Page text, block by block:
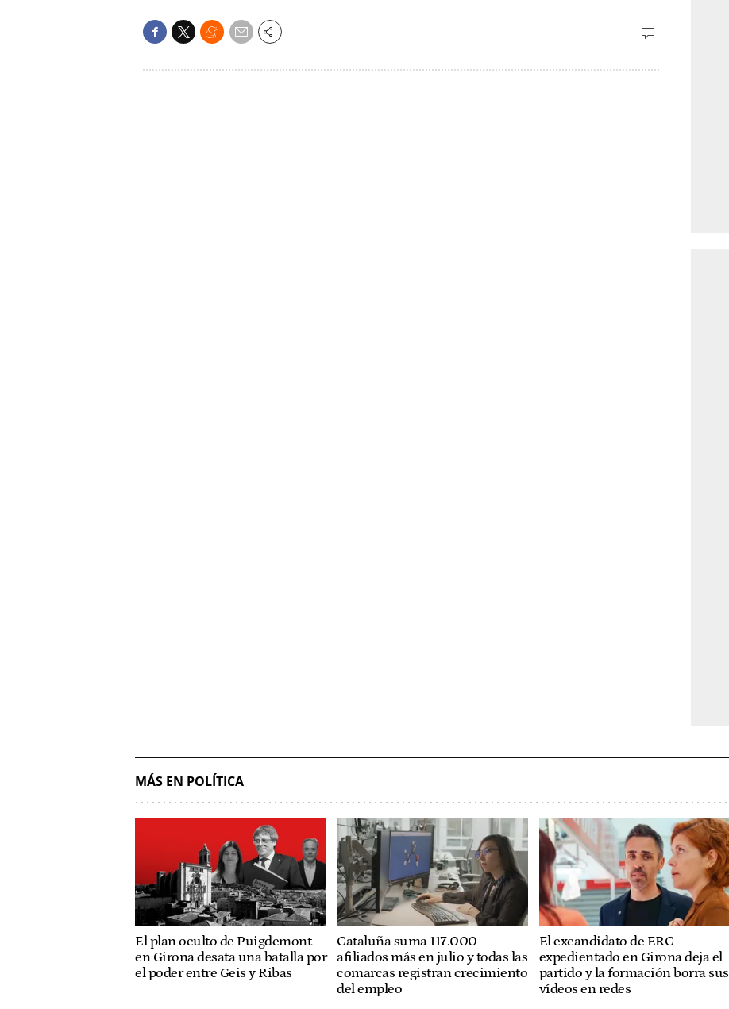
MÁS EN POLÍTICA
El plan oculto de Puigdemont
en Girona desata una batalla por
el poder entre Geis y Ribas
Cataluña suma 117.000
afiliados más en julio y todas las
comarcas registran crecimiento
del empleo
El excandidato de ERC
expedientado en Girona deja el
partido y la formación borra sus
vídeos en redes